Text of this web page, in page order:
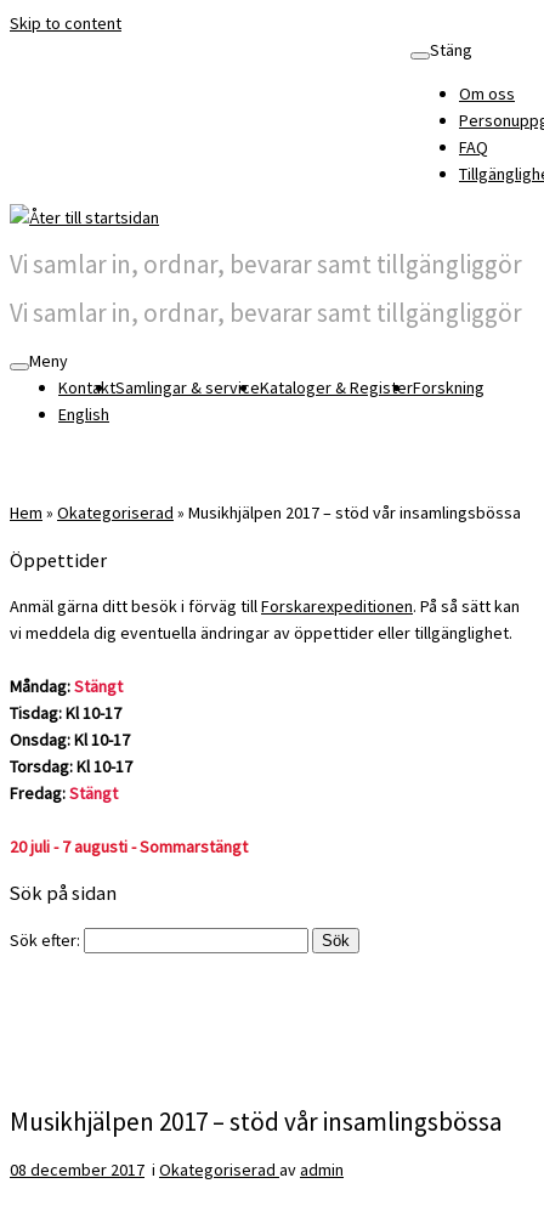
Skip to content
Stäng
Om oss
FAQ
Vi samlar in, ordnar, bevarar samt tillgängliggör
Vi samlar in, ordnar, bevarar samt tillgängliggör
Meny
KontaktSamlingar & serviceKataloger & RegisterForskning
English
Hem » Okategoriserad » Musikhjälpen 2017 – stöd vår insamlingsbössa
Öppettider
Anmäl gärna ditt besök i förväg tillForskarexpeditionen. På så sätt kan
vi meddela dig eventuella ändringar av öppettider eller tillgänglighet.
Måndag:Stängt
Tisdag: Kl 10-17
Onsdag: Kl 10-17
Torsdag: Kl 10-17
Fredag:Stängt
20 juli - 7 augusti - Sommarstängt
Sök på sidan
Sök efter:
Musikhjälpen 2017 – stöd vår insamlingsbössa
08 december 2017 i Okategoriserad avadmin